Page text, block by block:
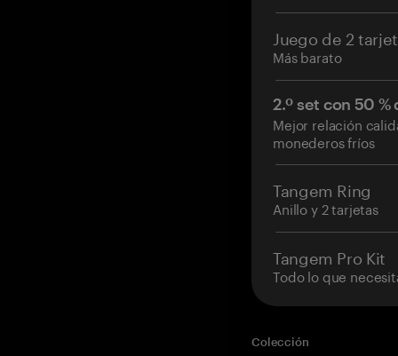
Juego de 2
Más barato
2.º set con 50
Mejor relación
monederos fríos
Tangem Ring
Anillo y 2 tarjetas
Tangem Pro Kit
Todo lo que
Colección